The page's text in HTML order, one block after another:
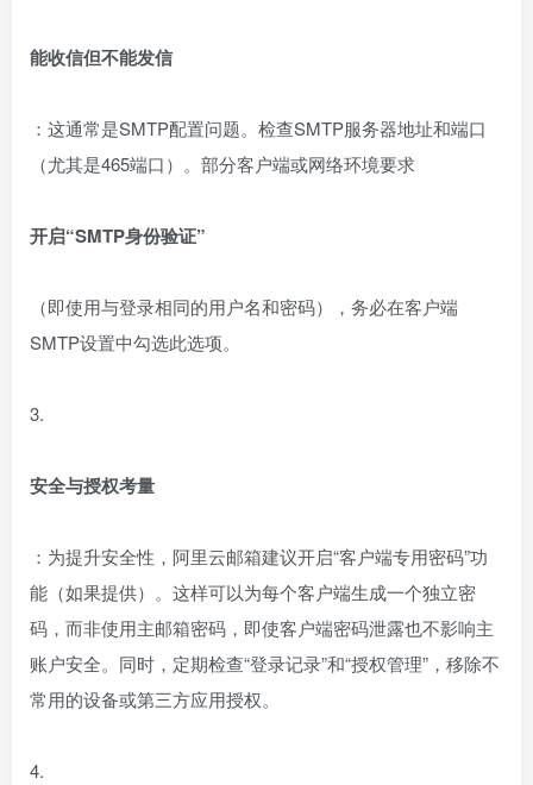
能收信但不能发信
：这通常是SMTP配置问题。检查SMTP服务器地址和端口
（尤其是465端口）。部分客户端或网络环境要求
开启“SMTP身份验证”
（即使用与登录相同的用户名和密码），务必在客户端
SMTP设置中勾选此选项。
3.
安全与授权考量
：为提升安全性，阿里云邮箱建议开启“客户端专用密码”功
能（如果提供）。这样可以为每个客户端生成一个独立密
码，而非使用主邮箱密码，即使客户端密码泄露也不影响主
账户安全。同时，定期检查“登录记录”和“授权管理”，移除不
常用的设备或第三方应用授权。
4.